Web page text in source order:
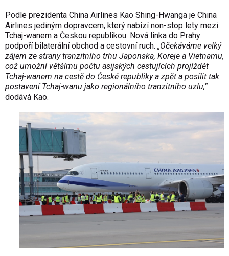
Podle prezidenta China Airlines Kao Shing-Hwanga je China
Airlines jediným dopravcem, který nabízí non-stop lety mezi
Tchaj-wanem a Českou republikou. Nová linka do Prahy
podpoří bilaterální obchod a cestovní ruch. „Očekáváme velký
zájem ze strany tranzitního trhu Japonska, Koreje a Vietnamu,
což umožní většímu počtu asijských cestujících projíždět
Tchaj-wanem na cestě do České republiky a zpět a posílit tak
postavení Tchaj-wanu jako regionálního tranzitního uzlu,“
dodává Kao.